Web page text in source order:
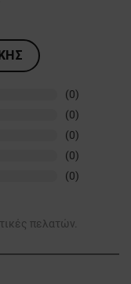
(0)
(0)
(0)
(0)
(0)
πελατών.